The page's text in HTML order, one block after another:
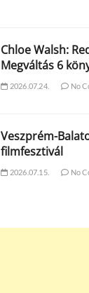
Chloe Walsh:
Megváltás 6
2026.07.24. No
Veszprém-
filmfesztivál
2026.07.15. No